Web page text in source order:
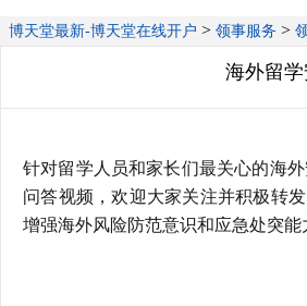
博天堂最新-博天堂在线开户 > 领事服务 >
海外留
针对留学人员和家长们最关心的海
问答视频，欢迎大家关注并积极转
增强海外风险防范意识和应急处突能